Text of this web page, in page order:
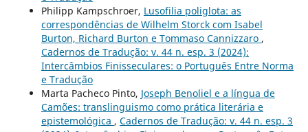
Philipp Kampschroer, Lusofilia poliglota: as
correspondências de Wilhelm Storck com Isabel
Burton, Richard Burton e Tommaso Cannizzaro ,
Cadernos de Tradução: v. 44 n. esp. 3 (2024):
Intercâmbios Finisseculares: o Português Entre Norma
e Tradução
Marta Pacheco Pinto, Joseph Benoliel e a língua de
Camões: translinguismo como prática literária e
epistemológica , Cadernos de Tradução: v. 44 n. esp. 3